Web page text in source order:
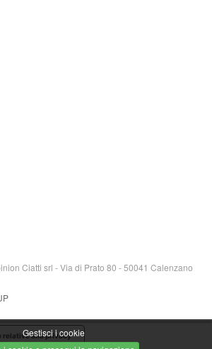
Gestisci i cookie
Ciatti srl - Via di Prato 80 - 50041 Calenzano
relative alla privacy